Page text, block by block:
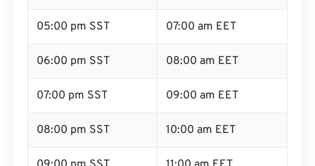
05:00 pm SST 07:00 am EET
06:00 pm SST 08:00 am EET
07:00 pm SST 09:00 am EET
08:00 pm SST 10:00 am EET